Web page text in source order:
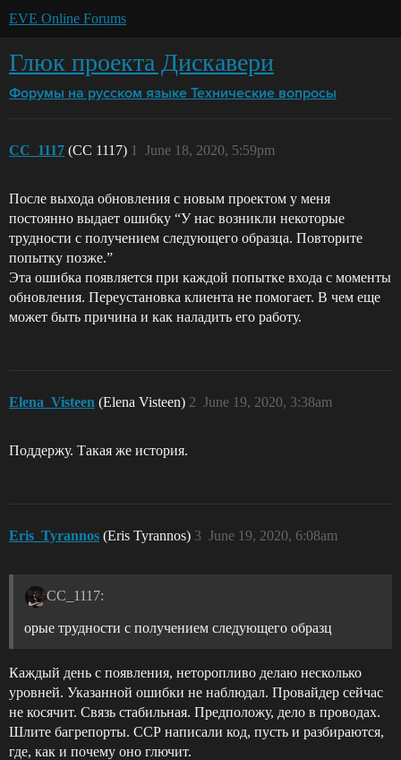
EVE Online Forums
Глюк проекта Дискавери
Форумы на русском языке Технические вопросы
CC_1117 (CC 1117) June 18, 2020, 5:59pm
1
После выхода обновления с новым проектом у меня
постоянно выдает ошибку “У нас возникли некоторые
трудности с получением следующего образца. Повторите
попытку позже.”
Эта ошибка появляется при каждой попытке входа с моменты
обновления. Переустановка клиента не помогает. В чем еще
может быть причина и как наладить его работу.
Elena_Visteen (Elena Visteen) June 19, 2020, 3:38am
2
Поддержу. Такая же история.
Eris_Tyrannos (Eris Tyrannos) June 19, 2020, 6:08am
3
CC_1117:
орые трудности с получением следующего образц
Каждый день с появления, неторопливо делаю несколько
уровней. Указанной ошибки не наблюдал. Провайдер сейчас
не косячит. Связь стабильная. Предположу, дело в проводах.
Шлите багрепорты. ССР написали код, пусть и разбираются,
где, как и почему оно глючит.